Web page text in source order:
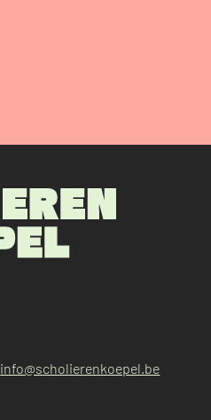
info@scholierenkoepel.be